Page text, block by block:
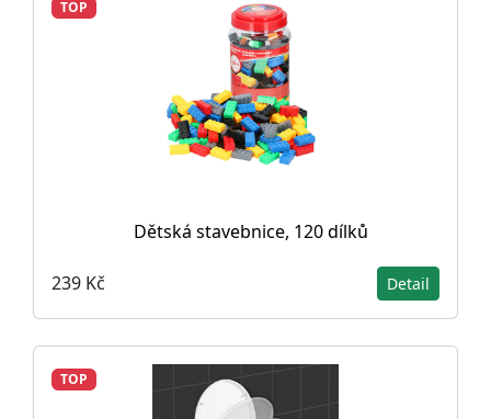
TOP
Dětská stavebnice, 120 dílků
239 Kč Detail
TOP